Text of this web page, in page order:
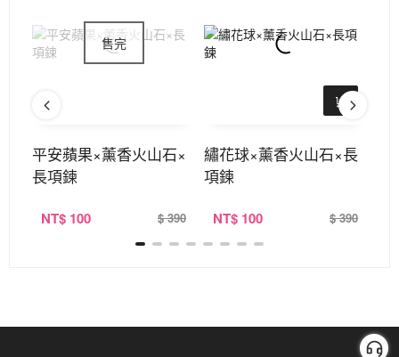
平安蘋果×薰香火山石×
長項鍊
NT$ 100 $ 390
繡花球×薰香火山石×長
項鍊
NT$ 100 $ 390